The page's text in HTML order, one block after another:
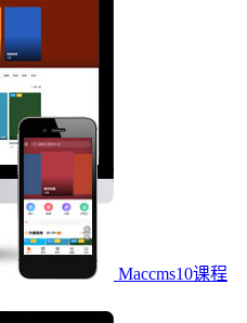
Maccms10课程